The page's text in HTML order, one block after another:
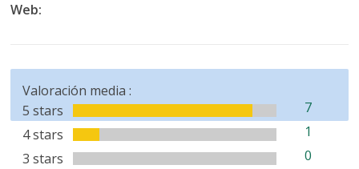
Web:
Valoración media :
5 stars
7
4 stars
1
3 stars
0